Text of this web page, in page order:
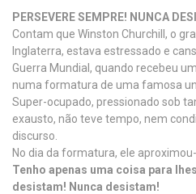
PERSEVERE SEMPRE! NUNCA
Contam que Winston Churchill, o
Inglaterra, estava estressado e
Guerra Mundial, quando recebeu
numa formatura de uma famosa
Super-ocupado, pressionado sob
exausto, não teve tempo, nem
discurso.
No dia da formatura, ele
Tenho apenas uma coisa para
desistam! Nunca desistam!